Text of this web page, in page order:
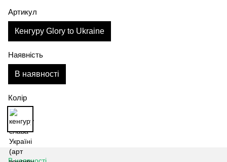
Артикул
Кенгуру Glory to Ukraine
Наявність
В наявності
Колір